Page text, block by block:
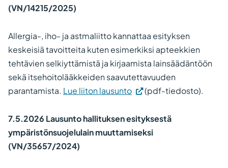
(VN/14215/2025)
Allergia-, iho- ja astmaliitto kannattaa esityksen
keskeisiä tavoitteita kuten esimerkiksi apteekkien
tehtävien selkiyttämistä ja kirjaamista lainsäädäntöön
sekä itsehoitolääkkeiden saavutettavuuden
parantamista. Lue liiton lausunto (pdf-tiedosto).
7.5.2026 Lausunto hallituksen esityksestä
ympäristönsuojelulain muuttamiseksi
(VN/35657/2024)